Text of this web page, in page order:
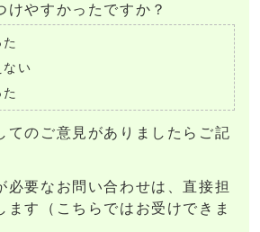
けやすかったですか？
ない
てのご意見がありましたらご記
必要なお問い合わせは、直接担
ます（こちらではお受けできま